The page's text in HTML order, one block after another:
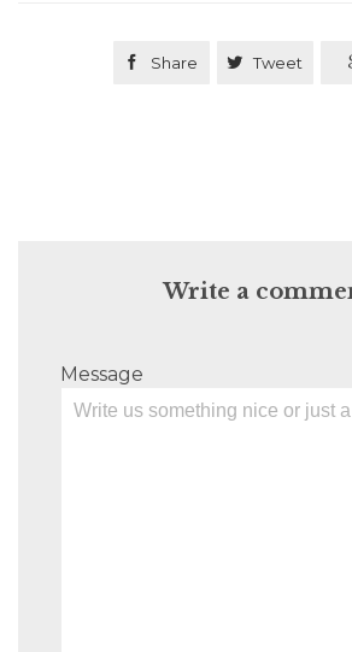
 Share  Tweet
Write a
Message